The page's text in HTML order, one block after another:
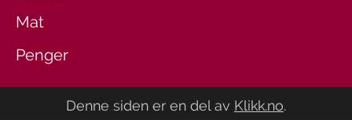
Mat
Penger
Denne siden er en del av Klikk.no.